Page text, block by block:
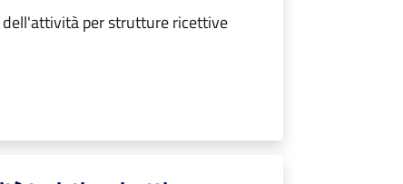
per strutture ricettive